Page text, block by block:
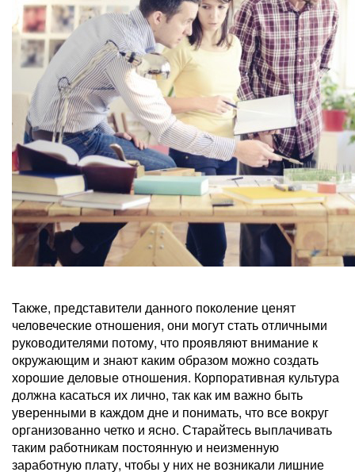
Также, представители данного поколение ценят
человеческие отношения, они могут стать отличными
руководителями потому, что проявляют внимание к
окружающим и знают каким образом можно создать
хорошие деловые отношения. Корпоративная культура
должна касаться их лично, так как им важно быть
уверенными в каждом дне и понимать, что все вокруг
организованно четко и ясно. Старайтесь выплачивать
таким работникам постоянную и неизменную
заработную плату, чтобы у них не возникали лишние